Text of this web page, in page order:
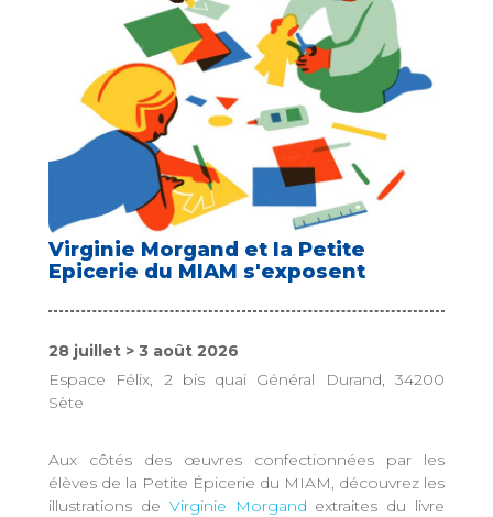
Virginie Morgand et la Petite
Epicerie du MIAM s'exposent
28 juillet > 3 août 2026
Espace Félix, 2 bis quai Général Durand, 34200
Sète
Aux côtés des œuvres confectionnées par les
élèves de la Petite Épicerie du MIAM, découvrez les
illustrations de Virginie Morgand extraites du livre